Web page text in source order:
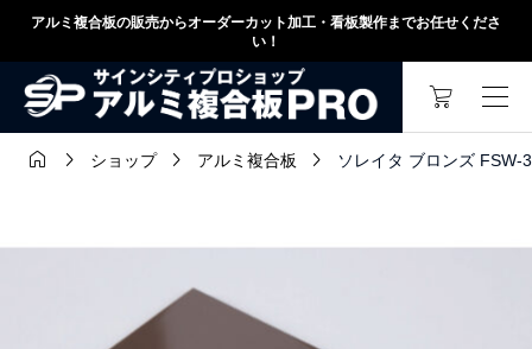
アルミ複合板の販売からオーダーカット加工・看板製作までお任せくださ
い！
  ショップ  アルミ複合板  ソレイタ ブロンズ FSW-